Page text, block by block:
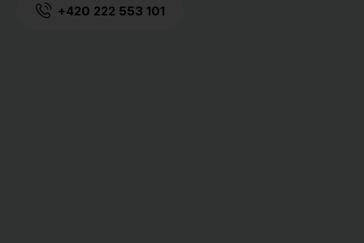
+420 222 553 101